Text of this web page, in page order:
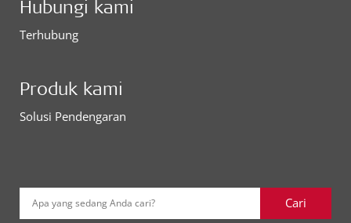
Hubungi kami
Terhubung
Produk kami
Solusi Pendengaran
Apa yang sedang Anda cari? Cari